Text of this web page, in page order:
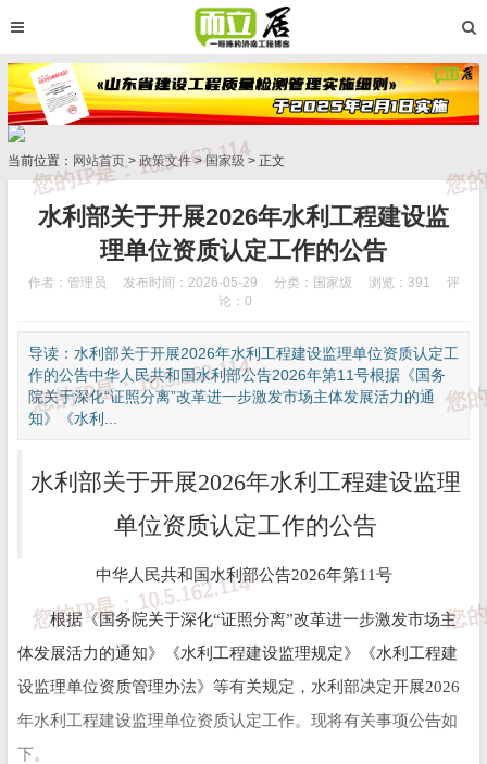
当前位置： 网站首页 > 政策文件>国家级 > 正文
水利部关于开展2026年水利工程建设监
理单位资质认定工作的公告
作者：管理员 发布时间：2026-05-29 分类： 国家级 浏览：391
评
论：0
导读：水利部关于开展2026年水利工程建设监理单位资质认定工
作的公告中华人民共和国水利部公告2026年第11号根据《国务
院关于深化“证照分离”改革进一步激发市场主体发展活力的通
知》《水利...
水利部关于开展2026年水利工程建设监理
单位资质认定工作的公告
中华人民共和国水利部公告2026年第11号
根据《国务院关于深化“证照分离”改革进一步激发市场主
体发展活力的通知》《水利工程建设监理规定》《水利工程建
设监理单位资质管理办法》等有关规定，水利部决定开展2026
年水利工程建设监理单位资质认定工作。现将有关事项公告如
下。